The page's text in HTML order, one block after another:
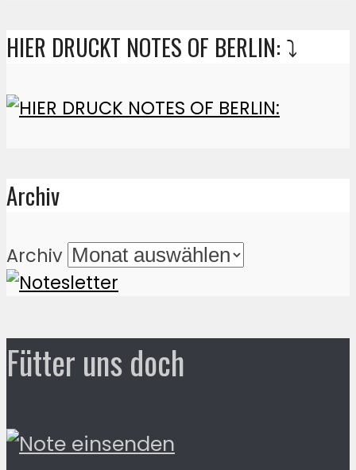
HIER DRUCKT NOTES OF BERLIN: ⤵️
Archiv
Archiv
Fütter uns doch